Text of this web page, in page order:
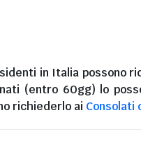
in Italia possono
(entro 60gg) lo
richiederlo ai Consolati